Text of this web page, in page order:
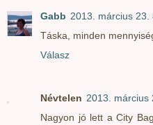
Gabb 2013. március 23.
Táska, minden
Válasz
Névtelen 2013. március
Nagyon jó lett a City